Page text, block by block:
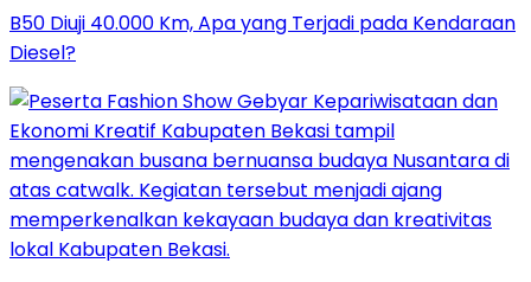
B50 Diuji 40.000 Km, Apa yang Terjadi pada Kendaraan
Diesel?